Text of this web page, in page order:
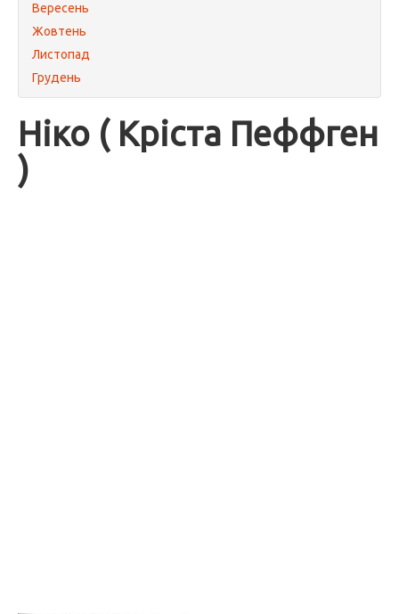
Вересень
Жовтень
Листопад
Грудень
Ніко ( Кріста Пеффген
)